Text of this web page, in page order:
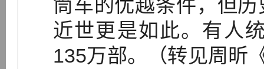
筒车的优越条件，但
近世更是如此。有人
135万部。（转见周昕